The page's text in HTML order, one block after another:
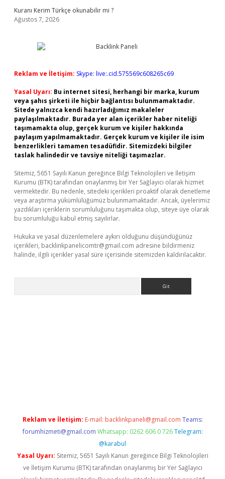
Kuranı Kerim Türkçe okunabilir mi ?
Ağustos 7, 2026
Reklam ve İletişim: Skype: live:.cid.575569c608265c69
Yasal Uyarı: Bu internet sitesi, herhangi bir marka, kurum
veya şahıs şirketi ile hiçbir bağlantısı bulunmamaktadır.
Sitede yalnızca kendi hazırladığımız makaleler
paylaşılmaktadır. Burada yer alan içerikler haber niteliği
taşımamakta olup, gerçek kurum ve kişiler hakkında
paylaşım yapılmamaktadır. Gerçek kurum ve kişiler ile isim
benzerlikleri tamamen tesadüfidir. Sitemizdeki bilgiler
taslak halindedir ve tavsiye niteliği taşımazlar.
Sitemiz, 5651 Sayılı Kanun gereğince Bilgi Teknolojileri ve İletişim
Kurumu (BTK) tarafından onaylanmış bir Yer Sağlayıcı olarak hizmet
vermektedir. Bu nedenle, sitedeki içerikleri proaktif olarak denetleme
veya araştırma yükümlülüğümüz bulunmamaktadır. Ancak, üyelerimiz
yazdıkları içeriklerin sorumluluğunu taşımakta olup, siteye üye olarak
bu sorumluluğu kabul etmiş sayılırlar.
Hukuka ve yasal düzenlemelere aykırı olduğunu düşündüğünüz
içerikleri, backlinkpanelicomtr@gmail.com adresine bildirmeniz
halinde, ilgili içerikler yasal süre içerisinde sitemizden kaldırılacaktır.
Reklam ve İletişim: E-mail: backlinkpaneli@gmail.com Teams:
forumhizmeti@gmail.com Whatsapp: 0262 606 0 726 Telegram:
@karabul
Yasal Uyarı: Sitemiz, 5651 Sayılı Kanun gereğince Bilgi Teknolojileri
ve İletişim Kurumu (BTK) tarafından onaylanmış bir Yer Sağlayıcı